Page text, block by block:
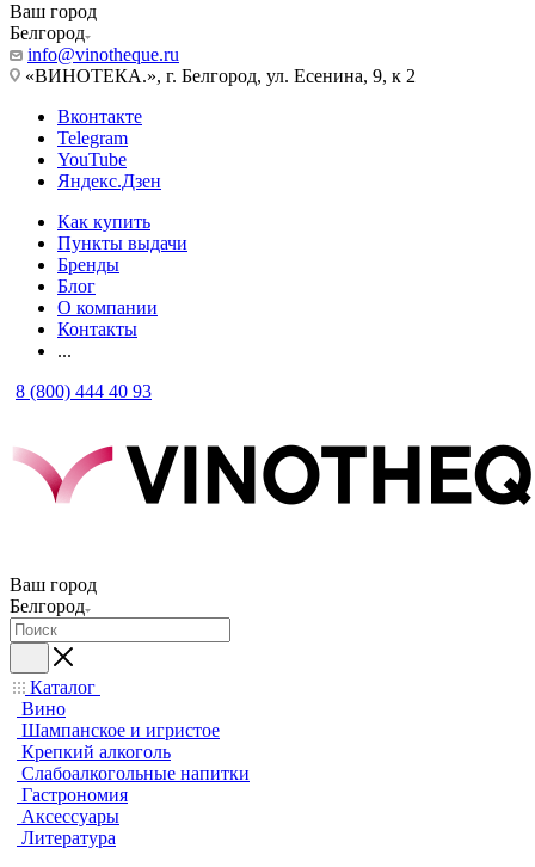
Ваш город
Белгород
info@vinotheque.ru
«ВИНОТЕКА.», г. Белгород, ул. Есенина, 9, к 2
Вконтакте
Telegram
YouTube
Яндекс.Дзен
Как купить
Пункты выдачи
Бренды
Блог
О компании
Контакты
...
8 (800) 444 40 93
Ваш город
Белгород
Каталог
Вино
Шампанское и игристое
Крепкий алкоголь
Слабоалкогольные напитки
Гастрономия
Аксессуары
Литература